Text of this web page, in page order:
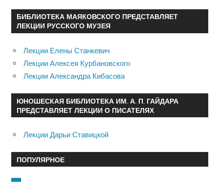
БИБЛИОТЕКА МАЯКОВСКОГО ПРЕДСТАВЛЯЕТ
ЛЕКЦИИ РУССКОГО МУЗЕЯ
Лекции Елены Станкевич
Лекции Алексея Курбановского
Лекции Александра Кибасова
ЮНОШЕСКАЯ БИБЛИОТЕКА ИМ. А. П. ГАЙДАРА
ПРЕДСТАВЛЯЕТ ЛЕКЦИИ О ПИСАТЕЛЯХ
Лекции Дарьи Ставицкой
ПОПУЛЯРНОЕ